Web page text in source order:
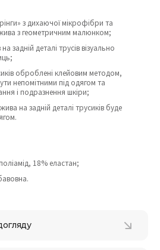
з дихаючої мікрофібри та
з геометричним малюнком;
задній деталі трусів візуально
оброблені клейовим методом,
непомітними під одягом та
і подразнення шкіри;
на задній деталі трусиків буде
18% еластан;